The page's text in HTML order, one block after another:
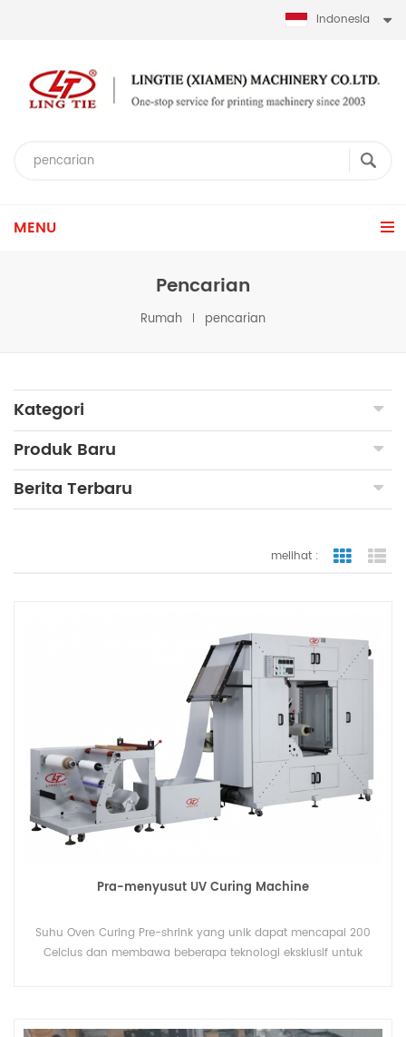
Indonesia
MENU
Pencarian
Rumah pencarian
Kategori
Produk Baru
Berita Terbaru
melihat :
Pra-menyusut UV Curing Machine
Suhu Oven Curing Pre-shrink yang unik dapat mencapai 200
Celcius dan membawa beberapa teknologi eksklusif untuk